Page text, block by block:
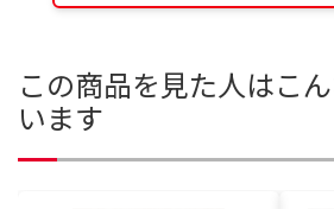
この商品を見た人はこ
います